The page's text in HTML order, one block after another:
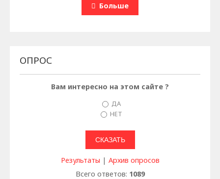
Больше
ОПРОС
Вам интересно на этом сайте ?
ДА
НЕТ
Результаты | Архив опросов
Всего ответов: 1089